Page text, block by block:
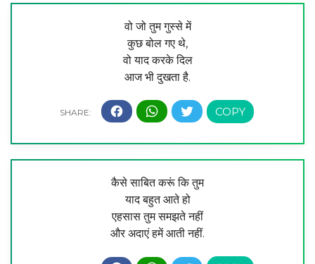
वो जो तुम गुस्से में
कुछ बोल गए थे,
वो याद करके दिल
आज भी दुखता है.
कैसे साबित करूं कि तुम
याद बहुत आते हो
एहसास तुम समझते नहीं
और अदाएं हमें आती नहीं.